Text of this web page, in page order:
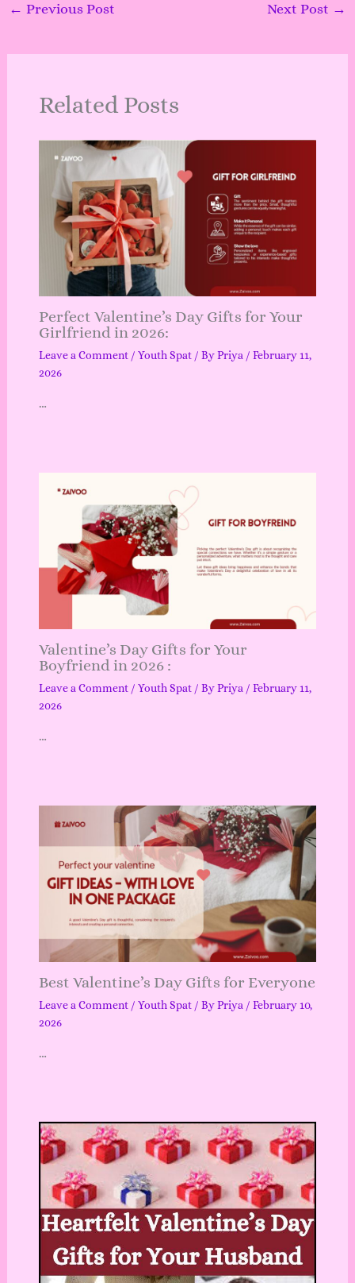
← Previous Post Next Post →
Related Posts
Perfect Valentine’s Day Gifts for Your
Girlfriend in 2026:
Leave a Comment / Youth Spat/ ByPriya / February 11,
2026
…
Valentine’s Day Gifts for Your
Boyfriend in 2026 :
Leave a Comment / Youth Spat/ ByPriya / February 11,
2026
…
Best Valentine’s Day Gifts for Everyone
Leave a Comment / Youth Spat/ ByPriya / February 10,
2026
…